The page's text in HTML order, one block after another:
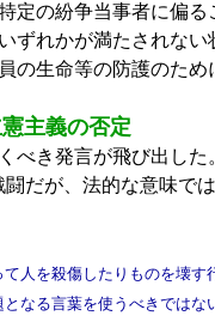
定の紛争当事者に偏
ずれかが満たされな
の生命等の防護のた
主義の否定
べき発言が飛び出した
だが、法的な意味で
人を殺傷したりものを壊す
なる言葉を使うべきでは